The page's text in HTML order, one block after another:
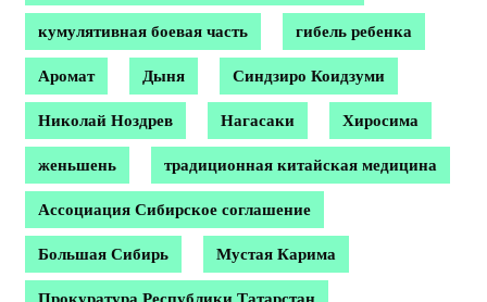
кумулятивная боевая часть гибель ребенка
Аромат Дыня Синдзиро Коидзуми
Николай Ноздрев Нагасаки Хиросима
женьшень традиционная китайская медицина
Ассоциация Сибирское соглашение
Большая Сибирь Мустая Карима